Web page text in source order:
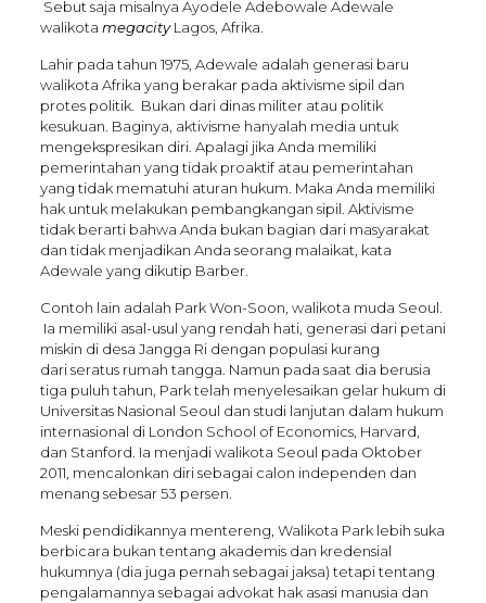
Sebut saja misalnya Ayodele Adebowale Adewale
walikota megacityLagos, Afrika.
Lahir pada tahun 1975, Adewale adalah generasi baru
walikota Afrika yang berakar pada aktivisme sipil dan
protes politik. Bukan dari dinas militer atau politik
kesukuan. Baginya, aktivisme hanyalah media untuk
mengekspresikan diri. Apalagi jika Anda memiliki
pemerintahan yang tidak proaktif atau pemerintahan
yang tidak mematuhi aturan hukum. Maka Anda memiliki
hak untuk melakukan pembangkangan sipil. Aktivisme
tidak berarti bahwa Anda bukan bagian dari masyarakat
dan tidak menjadikan Anda seorang malaikat, kata
Adewale yang dikutip Barber.
Contoh lain adalah Park Won-Soon, walikota muda Seoul.
Ia memiliki asal-usul yang rendah hati, generasi dari petani
miskin di desa Jangga Ri dengan populasi kurang
dari seratus rumah tangga. Namun pada saat dia berusia
tiga puluh tahun, Park telah menyelesaikan gelar hukum di
Universitas Nasional Seoul dan studi lanjutan dalam hukum
internasional di London School of Economics, Harvard,
dan Stanford. Ia menjadi walikota Seoul pada Oktober
2011, mencalonkan diri sebagai calon independen dan
menang sebesar 53 persen.
Meski pendidikannya mentereng, Walikota Park lebih suka
berbicara bukan tentang akademis dan kredensial
hukumnya (dia juga pernah sebagai jaksa) tetapi tentang
pengalamannya sebagai advokat hak asasi manusia dan